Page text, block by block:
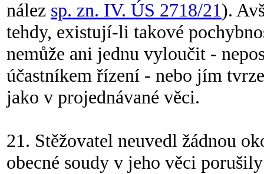
nález sp. zn. IV. ÚS 2718/21).
tehdy, existují-li takové
nemůže ani jednu vyloučit -
účastníkem řízení - nebo jím
jako v projednávané věci.
21. Stěžovatel neuvedl žádnou
obecné soudy v jeho věci